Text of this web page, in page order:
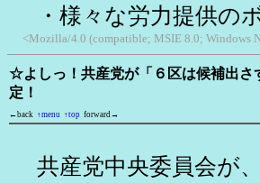
・様々な労力提供の
<Mozilla/4.0 (compatible; MSIE 8.0; Windows
☆よしっ！共産党が「６区は候補出さ
定！
←back ↑menu ↑top forward→
共産党中央委員会が